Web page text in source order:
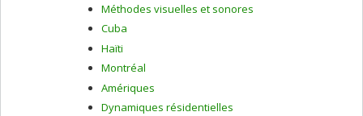
Méthodes visuelles et sonores
Cuba
Haïti
Montréal
Amériques
Dynamiques résidentielles